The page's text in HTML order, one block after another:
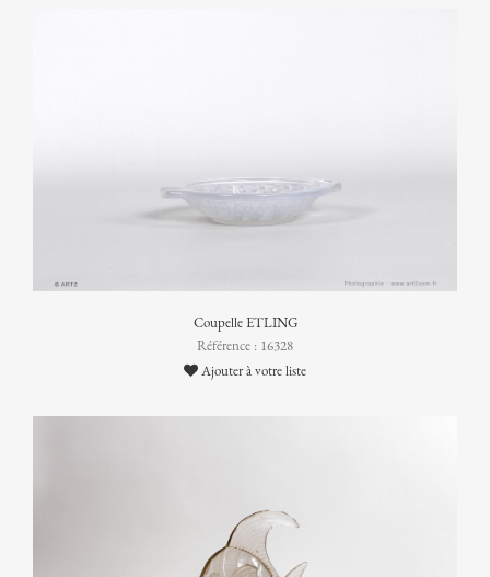
Coupelle ETLING
Référence : 16328
Ajouter à votre liste